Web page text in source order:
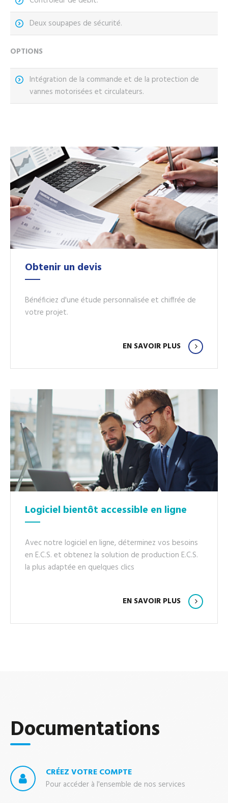
Deux soupapes de sécurité.
OPTIONS
Intégration de la commande et de la protection de
vannes motorisées et circulateurs.
Obtenir un devis
Bénéficiez d'une étude personnalisée et chiffrée de
votre projet.
EN SAVOIR PLUS
Logiciel bientôt accessible en ligne
Avec notre logiciel en ligne, déterminez vos besoins
en E.C.S. et obtenez la solution de production E.C.S.
la plus adaptée en quelques clics
EN SAVOIR PLUS
Documentations
CRÉEZ VOTRE COMPTE
Pour accéder à l'ensemble de nos services